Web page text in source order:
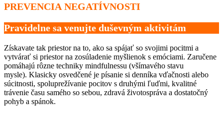
PREVENCIA NEGATÍVNOSTI
Pravidelne sa venujte duševným aktivitám
Získavate tak priestor na to, ako sa spájať so svojimi pocitmi a
vytvárať si priestor na zosúladenie myšlienok s emóciami. Zaručene
pomáhajú rôzne techniky mindfulnessu (všímavého stavu
mysle). Klasicky osvedčené je písanie si denníka vďačnosti alebo
súcitnosti, spoluprežívanie pocitov s druhými ľuďmi, kvalitné
trávenie času samého so sebou, zdravá životospráva a dostatočný
pohyb a spánok.